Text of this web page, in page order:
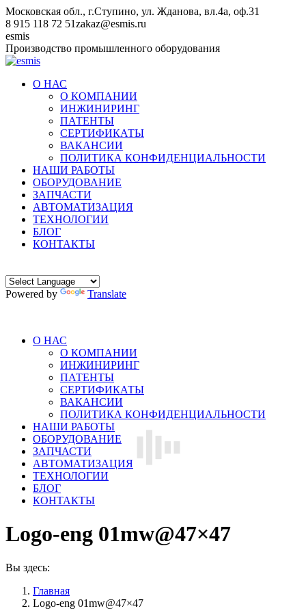
Перейти
к
содержанию
Московская обл., г.Ступино, ул. Жданова, вл.4а, оф.31
8 915 118 72 51zakaz@esmis.ru
Вконтакте
esmis
Производство промышленного оборудования
О НАС
О КОМПАНИИ
ИНЖИНИРИНГ
ПАТЕНТЫ
СЕРТИФИКАТЫ
ВАКАНСИИ
ПОЛИТИКА КОНФИДЕНЦИАЛЬНОСТИ
НАШИ РАБОТЫ
ОБОРУДОВАНИЕ
ЗАПЧАСТИ
АВТОМАТИЗАЦИЯ
ТЕХНОЛОГИИ
БЛОГ
КОНТАКТЫ
Powered by Translate
О НАС
О КОМПАНИИ
ИНЖИНИРИНГ
ПАТЕНТЫ
СЕРТИФИКАТЫ
ВАКАНСИИ
ПОЛИТИКА КОНФИДЕНЦИАЛЬНОСТИ
НАШИ РАБОТЫ
ОБОРУДОВАНИЕ
ЗАПЧАСТИ
АВТОМАТИЗАЦИЯ
ТЕХНОЛОГИИ
БЛОГ
КОНТАКТЫ
Logo-eng 01mw@47×47
Вы здесь:
Главная
Logo-eng 01mw@47×47